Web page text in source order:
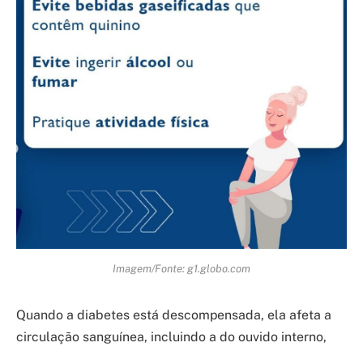
Imagem/Fonte: g1.globo.com
Quando a diabetes está descompensada, ela afeta a
circulação sanguínea, incluindo a do ouvido interno,